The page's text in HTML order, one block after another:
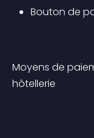
Bouton de
Moyens de
hôtellerie